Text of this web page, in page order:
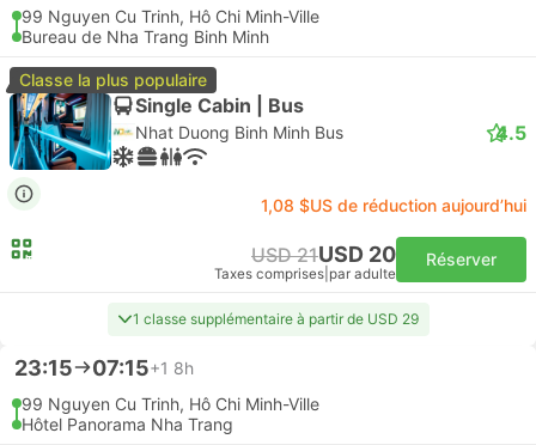
99 Nguyen Cu Trinh, Hô Chi Minh-Ville
Bureau de Nha Trang Binh Minh
Classe la plus populaire
Single Cabin | Bus
Nhat Duong Binh Minh Bus 4.5
1,08 $US de réduction aujourd’hui
USD 21USD 20
Taxes comprises par adulte
Réserver
1 classe supplémentaire à partir de USD 29
23:15 07:15+1 8h
99 Nguyen Cu Trinh, Hô Chi Minh-Ville
Hôtel Panorama Nha Trang